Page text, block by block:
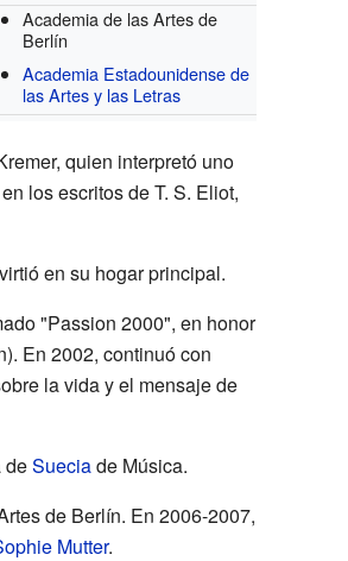
Academia de las Artes de
Berlín
Academia Estadounidense de
las Artes y las Letras
quien interpretó uno
los escritos de T. S. Eliot,
en su hogar principal.
"Passion 2000", en honor
En 2002, continuó con
la vida y el mensaje de
deSueciade Música.
de Berlín. En 2006-2007,
Mutter.